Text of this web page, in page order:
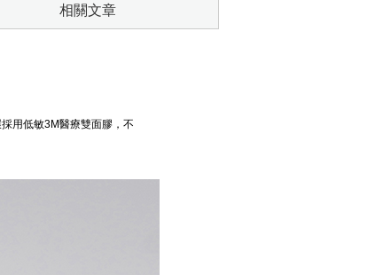
相關文章
用低敏3M醫療雙面膠，不